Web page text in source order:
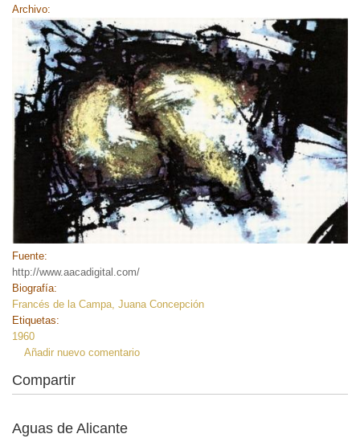
Archivo:
Fuente:
http://www.aacadigital.com/
Biografía:
Francés de la Campa, Juana Concepción
Etiquetas:
1960
Añadir nuevo comentario
Compartir
Aguas de Alicante